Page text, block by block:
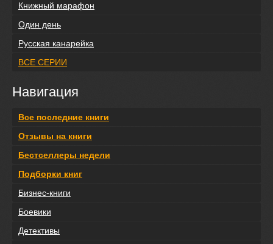
Книжный марафон
Один день
Русская канарейка
ВСЕ СЕРИИ
Навигация
Все последние книги
Отзывы на книги
Бестселлеры недели
Подборки книг
Бизнес-книги
Боевики
Детективы